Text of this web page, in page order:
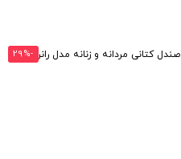
صندل کتانی مردانه و زنانه مدل رانر RUNNER رنگ مشکی زرشکی کد S3507 -29%